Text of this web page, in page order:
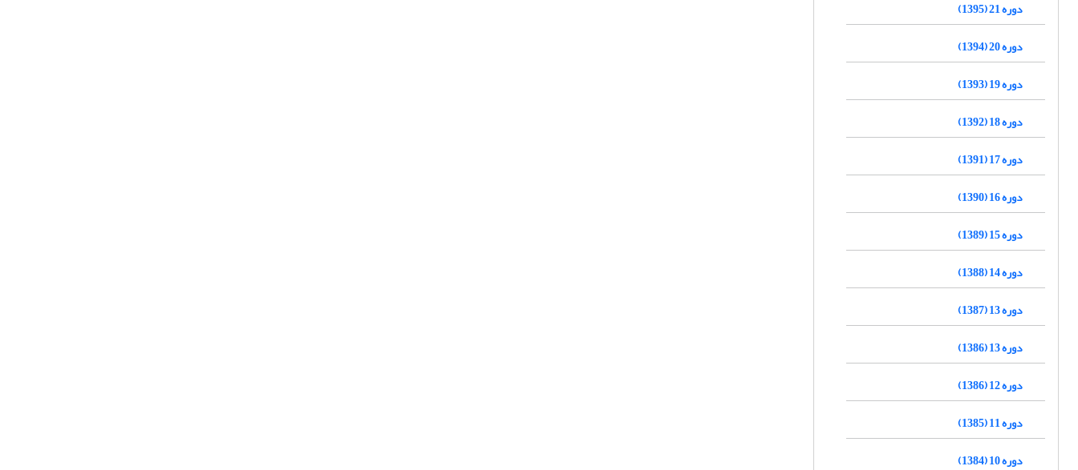
دوره 21 (1395)
دوره 20 (1394)
دوره 19 (1393)
دوره 18 (1392)
دوره 17 (1391)
دوره 16 (1390)
دوره 15 (1389)
دوره 14 (1388)
دوره 13 (1387)
دوره 13 (1386)
دوره 12 (1386)
دوره 11 (1385)
دوره 10 (1384)